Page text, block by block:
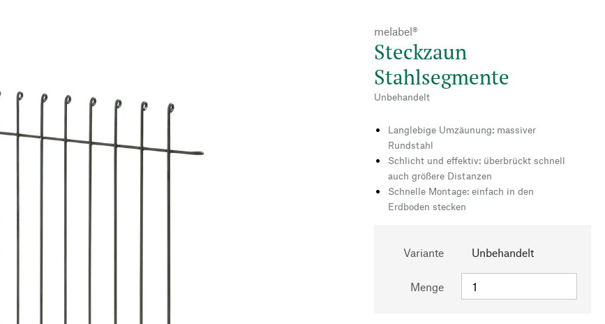
melabel®
Steckzaun
Stahlsegmente
Unbehandelt
Langlebige Umzäunung: massiver
Rundstahl
Schlicht und effektiv: überbrückt schnell
auch größere Distanzen
Schnelle Montage: einfach in den
Erdboden stecken
Variante Unbehandelt
Menge